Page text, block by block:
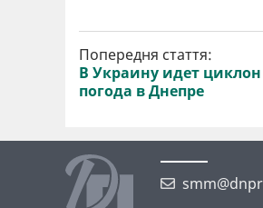
Попередня стаття:
В Украину идет
погода в Днепре